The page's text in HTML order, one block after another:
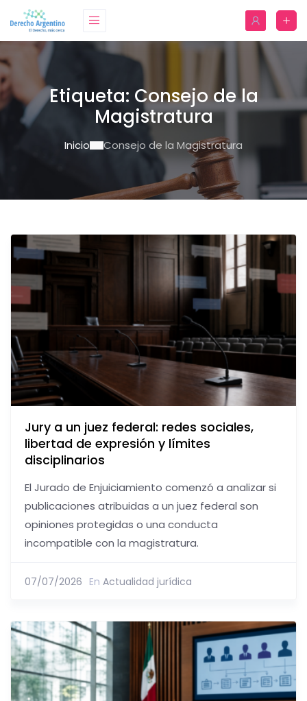
Etiqueta: Consejo de la
Magistratura
Inicio Consejo de la Magistratura
Jury a un juez federal: redes sociales,
libertad de expresión y límites
disciplinarios
El Jurado de Enjuiciamiento comenzó a analizar si
publicaciones atribuidas a un juez federal son
opiniones protegidas o una conducta
incompatible con la magistratura.
07/07/2026 En Actualidad jurídica